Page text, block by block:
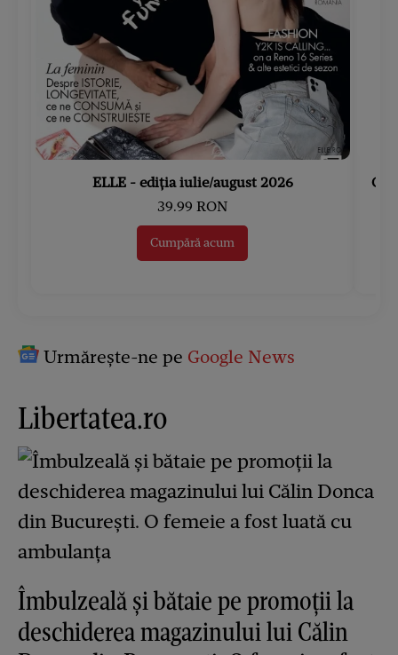
ELLE - ediția iulie/august 2026
39.99 RON
Cumpără acum
Urmărește-ne pe Google News
Libertatea.ro
Îmbulzeală și bătaie pe promoții la
deschiderea magazinului lui Călin